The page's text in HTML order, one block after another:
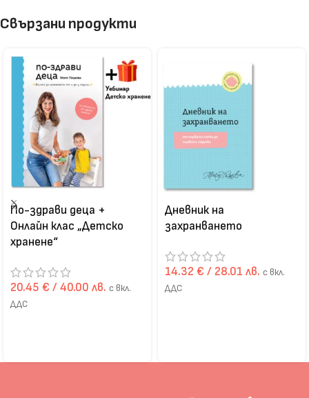
Свързани продукти
По-здрави деца +
Онлайн клас „Детско
хранене“
20.45 € / 40.00 лв. с вкл.
ДДС
Дневник на
захранването
14.32 € / 28.01 лв. с вкл.
ДДС